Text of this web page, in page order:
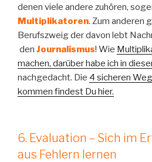
denen viele andere zuhören,
Multiplikatoren. Zum anderen
Berufszweig der davon lebt
den Journalismus! Wie
machen, darüber habe ich in
nachgedacht. Die 4 sicheren
kommen findest Du hier.
6. Evaluation – Sich im
aus Fehlern lernen